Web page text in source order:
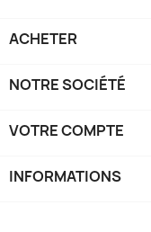
ACHETER
NOTRE SOCIÉTÉ
VOTRE COMPTE
INFORMATIONS